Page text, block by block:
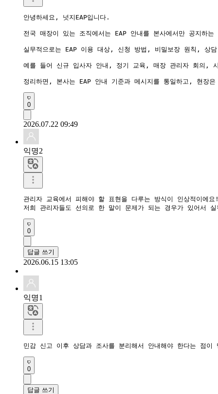
안녕하세요, 넛지EAP입니다.
전국 매장이 있는 조직에서는 EAP 안내를 본사에서만 공지하
실무적으로는 EAP 이용 대상, 신청 방법, 비밀보장 원칙, 상
예를 들어 신규 입사자 안내, 정기 교육, 매장 관리자 회의, 사
0
2026.07.22 09:49
익명2
관리자 교육에서 피해야 할 표현을 다루는 방식이 인상적이에
저희 관리자들도 선의로 한 말이 문제가 되는 경우가 있어서 실
0
답글 쓰기
2026.06.15 13:05
익명1
민감 신고 이후 상담과 조사를 분리해서 안내해야 한다는 점
0
답글 쓰기